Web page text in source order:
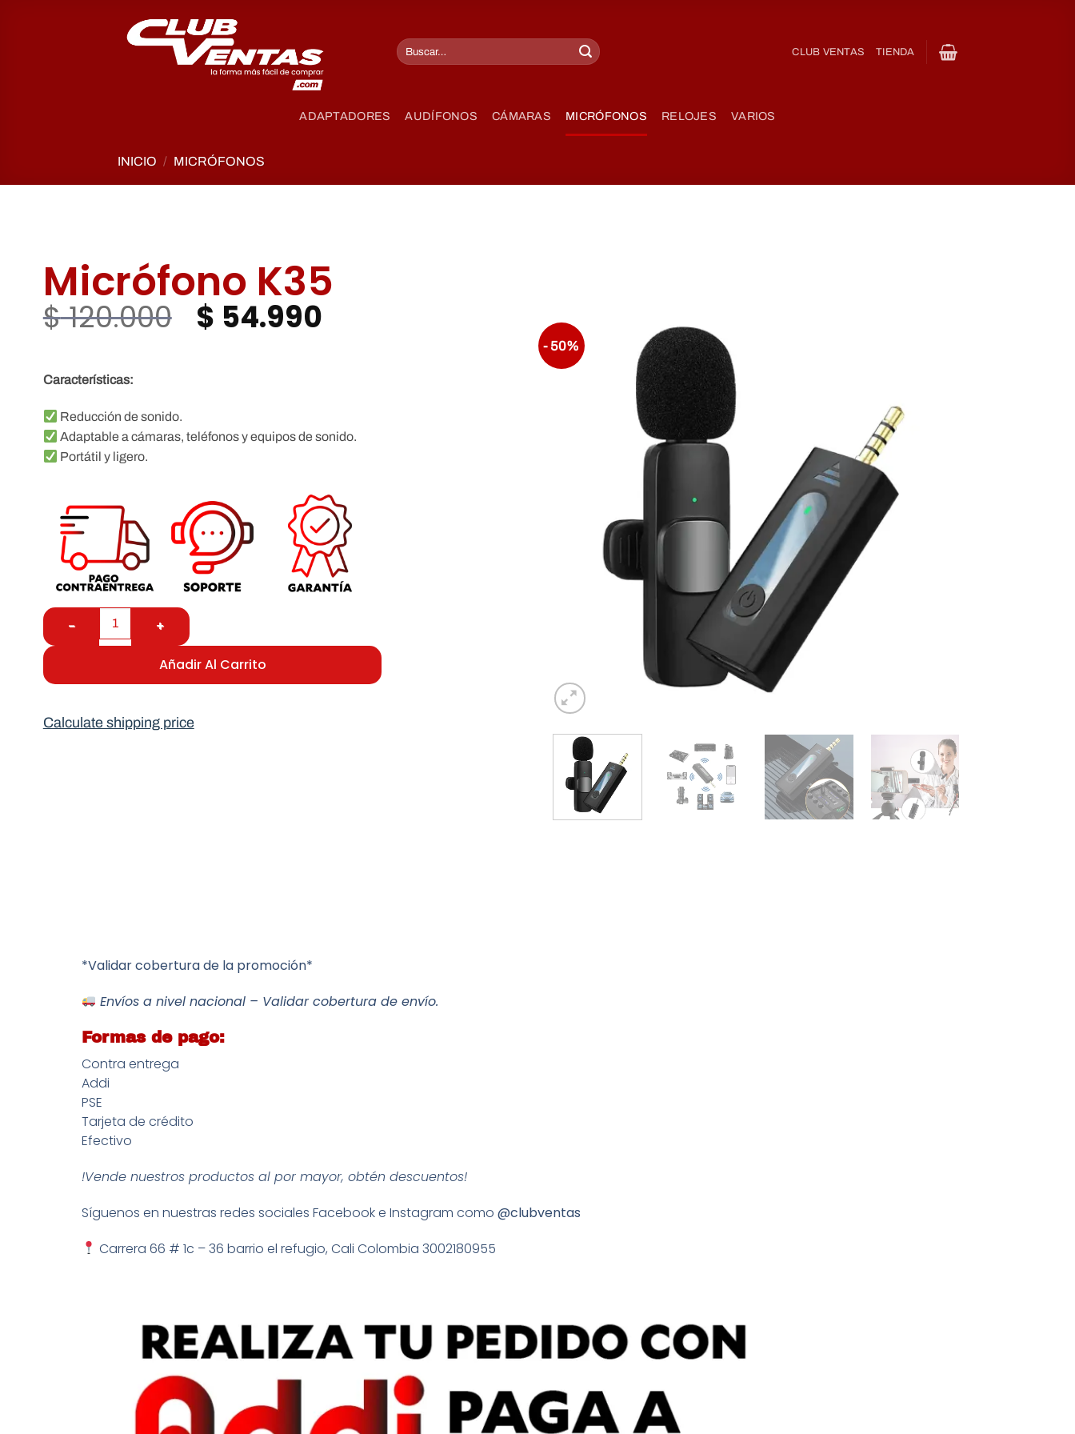
CLUB VENTAS TIENDA
ADAPTADORES AUDÍFONOS CÁMARAS MICRÓFONOS RELOJES VARIOS
INICIO / MICRÓFONOS
Micrófono K35
$120.000 $ 54.990
Características:
Reducción de sonido.
Adaptable a cámaras, teléfonos y equipos de sonido.
Portátil y ligero.
Añadir Al Carrito
Calculate shipping price
- 50%
*Validar cobertura de la promoción*
Envíos a nivel nacional – Validar cobertura de envío.
Formas de pago:
Contra entrega
Addi
PSE
Tarjeta de crédito
Efectivo
!Vende nuestros productos al por mayor, obtén descuentos!
Síguenos en nuestras redes sociales Facebook e Instagram como @clubventas
Carrera 66 # 1c – 36 barrio el refugio, Cali Colombia 3002180955